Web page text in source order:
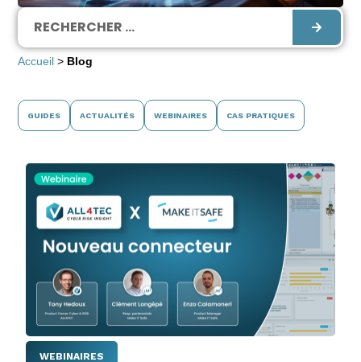
Accueil > Blog
GUIDES ACTUALITÉS WEBINAIRES CAS PRATIQUES
WEBINAIRES